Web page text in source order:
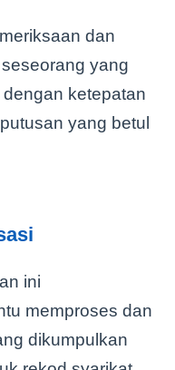
dan
yang
ketepatan
yang betul
ini
memproses dan
dikumpulkan